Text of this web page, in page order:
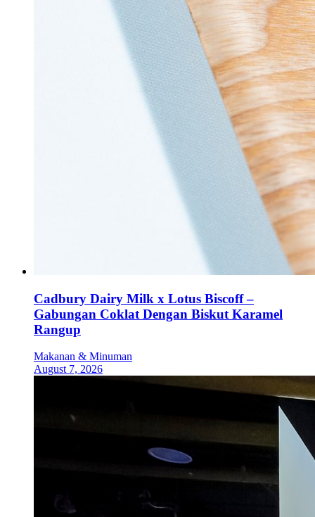
Cadbury Dairy Milk x Lotus Biscoff –
Gabungan Coklat Dengan Biskut Karamel
Rangup
Makanan & Minuman
August 7, 2026